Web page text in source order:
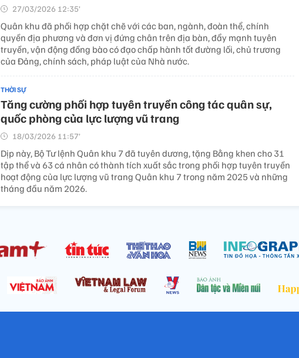
27/03/2026 12:35’
Quân khu đã phối hợp chặt chẽ với các ban, ngành, đoàn thể, chính
quyền địa phương và đơn vị đứng chân trên địa bàn, đẩy mạnh tuyên
truyền, vận động đồng bào có đạo chấp hành tốt đường lối, chủ trương
của Đảng, chính sách, pháp luật của Nhà nước.
THỜI SỰ
Tăng cường phối hợp tuyên truyền công tác quân sự,
quốc phòng của lực lượng vũ trang
18/03/2026 11:57’
Dịp này, Bộ Tư lệnh Quân khu 7 đã tuyên dương, tặng Bằng khen cho 31
tập thể và 63 cá nhân có thành tích xuất sắc trong phối hợp tuyên truyền
hoạt động của lực lượng vũ trang Quân khu 7 trong năm 2025 và những
tháng đầu năm 2026.